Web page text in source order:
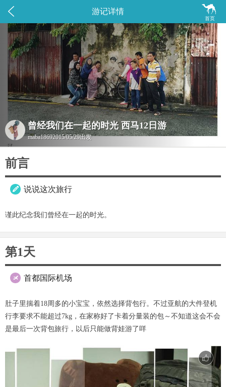
 
首页
游记详情
曾经我们在一起的时光 西马12日游
maba18692015/05/29出发
前言
 说说这次旅行
谨此纪念我们曾经在一起的时光。
第1天
 首都国际机场
肚子里揣着18周多的小宝宝，依然选择背包行。不过亚航的大件登机
行李要求不能超过7kg，在家称好了卡着分量装的包～不知道这会不会
是最后一次背包旅行，以后只能做背娃游了咩